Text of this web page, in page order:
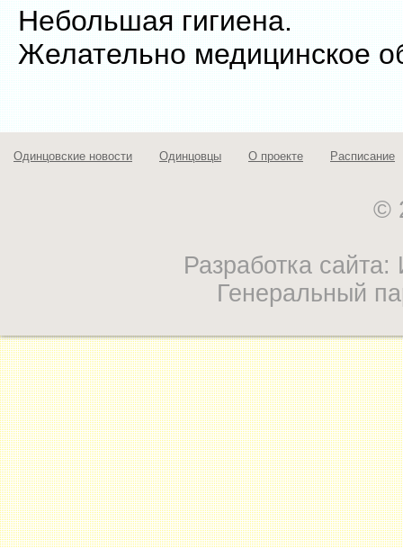
Небольшая гигиена.
Желательно медицинское
Одинцовские новости Одинцовцы О проекте Расписание
©
Разработка
Генеральный